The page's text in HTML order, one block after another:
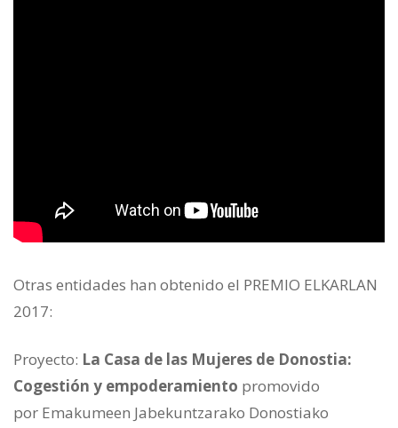
Otras entidades han obtenido el PREMIO ELKARLAN
2017:
Proyecto: La Casa de las Mujeres de Donostia:
Cogestión y empoderamiento promovido
por Emakumeen Jabekuntzarako Donostiako